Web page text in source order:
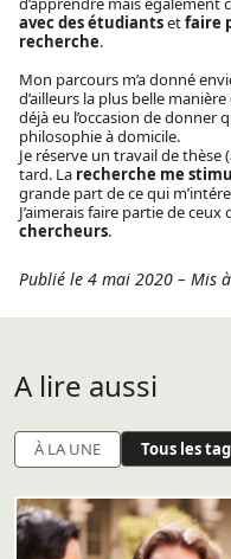
avec des étudiantsetfaire
recherche.
Mon parcours m’a donné
d’ailleurs la plus belle
déjà eu l’occasion de donner
philosophie à domicile.
Je réserve un travail de
tard. La recherche me
grande part de ce qui
J’aimerais faire partie de ceux
chercheurs.
Publié le 4 mai 2020 – Mis
A lire aussi
À LA UNE Tous les